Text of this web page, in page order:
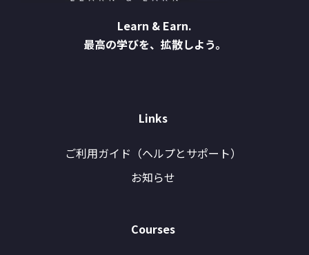
Learn & Earn.
最高の学びを、拡散しよう。
Links
ご利用ガイド（ヘルプとサポート）
お知らせ
Courses